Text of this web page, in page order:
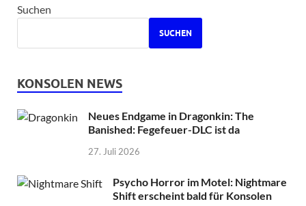
Suchen
SUCHEN
KONSOLEN NEWS
Neues Endgame in Dragonkin: The
Banished: Fegefeuer-DLC ist da
27. Juli 2026
Psycho Horror im Motel: Nightmare
Shift erscheint bald für Konsolen